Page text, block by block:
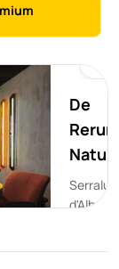
De
Rerum
d'Alba